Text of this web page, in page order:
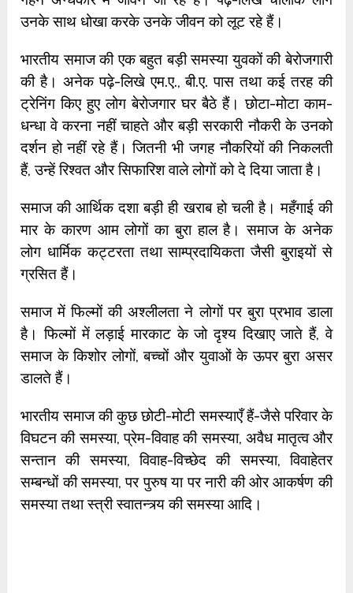
उनके साथ धोखा करके उनके जीवन को लूट रहे हैं।
भारतीय समाज की एक बहुत बड़ी समस्या युवकों की बेरोजगारी
की है। अनेक पढ़े-लिखे एम.ए., बी.ए. पास तथा कई तरह की
ट्रेनिंग किए हुए लोग बेरोजगार घर बैठे हैं। छोटा-मोटा काम-
धन्धा वे करना नहीं चाहते और बड़ी सरकारी नौकरी के उनको
दर्शन हो नहीं रहे हैं। जितनी भी जगह नौकरियों की निकलती
हैं, उन्हें रिश्वत और सिफारिश वाले लोगों को दे दिया जाता है।
समाज की आर्थिक दशा बड़ी ही खराब हो चली है। महँगाई की
मार के कारण आम लोगों का बुरा हाल है। समाज के अनेक
लोग धार्मिक कट्टरता तथा साम्प्रदायिकता जैसी बुराइयों से
ग्रसित हैं।
समाज में फिल्मों की अश्लीलता ने लोगों पर बुरा प्रभाव डाला
है। फिल्मों में लड़ाई मारकाट के जो दृश्य दिखाए जाते हैं, वे
समाज के किशोर लोगों, बच्चों और युवाओं के ऊपर बुरा असर
डालते हैं।
भारतीय समाज की कुछ छोटी-मोटी समस्याएँ हैं-जैसे परिवार के
विघटन की समस्या, प्रेम-विवाह की समस्या, अवैध मातृत्व और
सन्तान की समस्या, विवाह-विच्छेद की समस्या, विवाहेतर
सम्बन्धों की समस्या, पर पुरुष या पर नारी की ओर आकर्षण की
समस्या तथा स्त्री स्वातन्त्र्य की समस्या आदि।